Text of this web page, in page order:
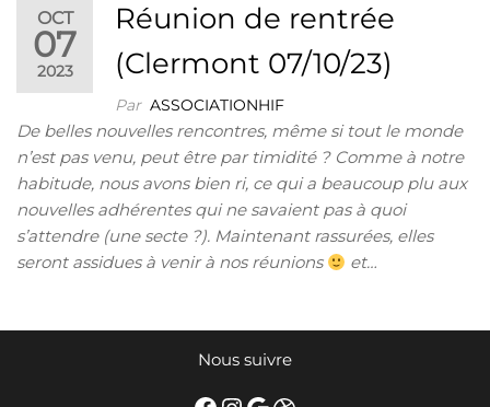
OCT
07
2023
Réunion de rentrée
(Clermont 07/10/23)
Par ASSOCIATIONHIF
De belles nouvelles rencontres, même si tout le monde
n’est pas venu, peut être par timidité ? Comme à notre
habitude, nous avons bien ri, ce qui a beaucoup plu aux
nouvelles adhérentes qui ne savaient pas à quoi
s’attendre (une secte ?). Maintenant rassurées, elles
seront assidues à venir à nos réunions
et…
Nous suivre